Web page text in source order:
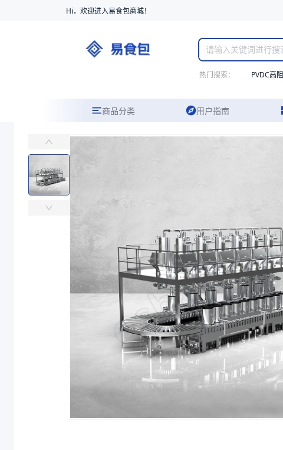
Hi，欢迎进入易食包商城！
热门搜索： PVDC高
商品分类 用户指南
易食包（EPAK）专注于魅力厨房饭盒包装，提供详尽的规格参数、实物图
￥816.3265
商品参数
商品分类